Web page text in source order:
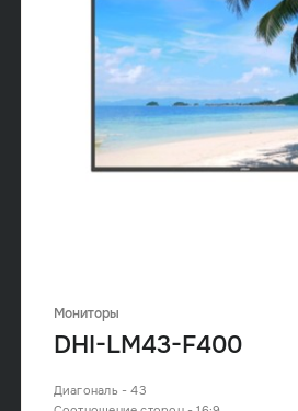
Мониторы
DHI-LM43-F400
Диагональ - 43